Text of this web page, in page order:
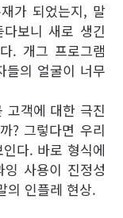
가 되었는지, 말
보니 새로 생긴
. 개그 프로그램
들의 얼굴이 너무
고객에 대한 극진
? 그렇다면 우리
다. 바로 형식에
사용이 진정성
의 인플레 현상.